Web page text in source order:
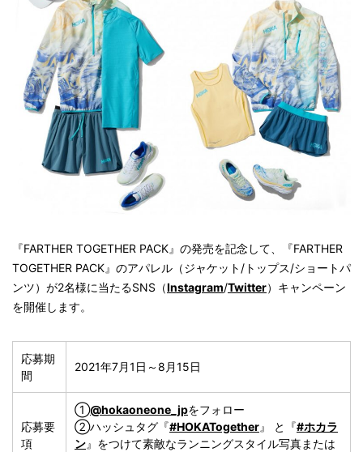
『FARTHER TOGETHER PACK』の発売を記念して、『FARTHER
TOGETHER PACK』のアパレル（ジャケット/トップス/ショートパ
ンツ）が2名様に当たるSNS（Instagram/Twitter）キャンペーン
を開催します。
応募期
間
2021年7月1日～8月15日
応募要
項
①@hokaoneone_jpをフォロー
②ハッシュタグ『#HOKATogether』 と『#ホカラ
ン』をつけて素敵なランニングスタイル写真または